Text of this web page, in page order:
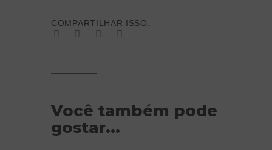
COMPARTILHAR ISSO:
Você também pode
gostar...